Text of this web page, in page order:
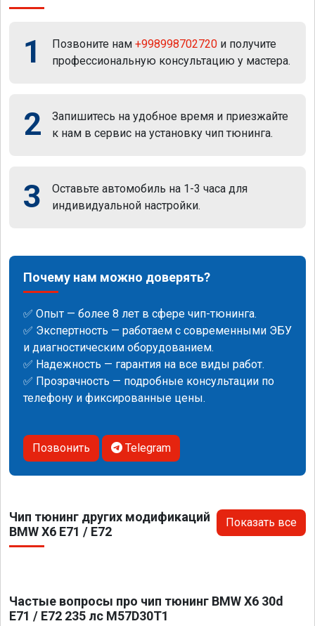
1 Позвоните нам +998998702720 и получите
профессиональную консультацию у мастера.
2
Запишитесь на удобное время и приезжайте
к нам в сервис на установку чип тюнинга.
3
Оставьте автомобиль на 1-3 часа для
индивидуальной настройки.
Почему нам можно доверять?
✅ Опыт — более 8 лет в сфере чип-тюнинга.
✅ Экспертность — работаем с современными ЭБУ
и диагностическим оборудованием.
✅ Надежность — гарантия на все виды работ.
✅ Прозрачность — подробные консультации по
телефону и фиксированные цены.
Позвонить Telegram
Чип тюнинг других модификаций
BMW X6 E71 / E72
Показать все
Частые вопросы про чип тюнинг BMW X6 30d
E71 / E72 235 лс M57D30T1